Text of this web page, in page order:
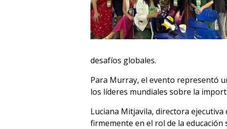
desafíos globales.
Para Murray, el evento representó
los líderes mundiales sobre la
Luciana Mitjavila, directora ejecutiva
firmemente en el rol de la